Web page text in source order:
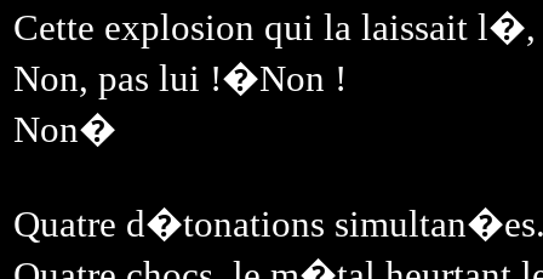
Cette explosion qui la laissait
Non, pas lui !�Non !
Non�
Quatre d�tonations